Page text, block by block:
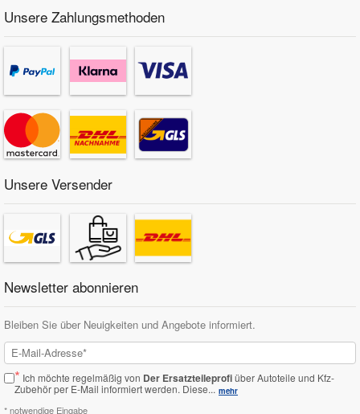
Unsere Zahlungsmethoden
Unsere Versender
Newsletter abonnieren
Bleiben Sie über Neuigkeiten und Angebote informiert.
* Ich möchte regelmäßig von Der Ersatzteileprofiüber Autoteile und Kfz-
Zubehör per E-Mail informiert werden. Diese... mehr
* notwendige Eingabe